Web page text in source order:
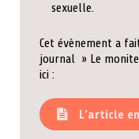
sexuelle.
Cet évènement a
journal » Le
ici :
L’article